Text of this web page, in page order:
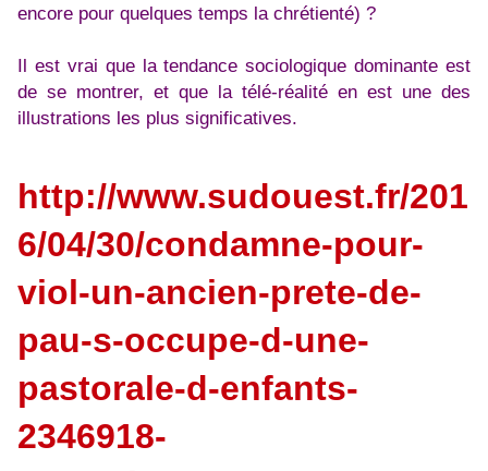
encore pour quelques temps la chrétienté) ?
Il est vrai que la tendance sociologique dominante est
de se montrer, et que la télé-réalité en est une des
illustrations les plus significatives.
http://www.sudouest.fr/201
6/04/30/condamne-pour-
viol-un-ancien-prete-de-
pau-s-occupe-d-une-
pastorale-d-enfants-
2346918-